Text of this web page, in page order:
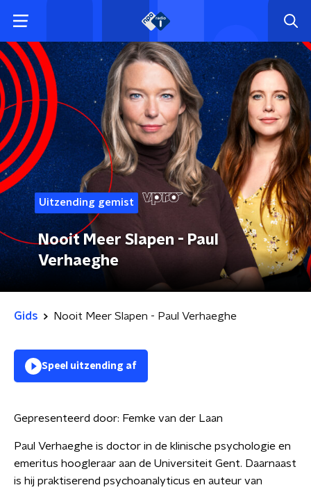
Uitzending gemist
Nooit Meer Slapen - Paul
Verhaeghe
Gids Nooit Meer Slapen - Paul Verhaeghe
Speel uitzending af
Gepresenteerd door: Femke van der Laan
Paul Verhaeghe is doctor in de klinische psychologie en
emeritus hoogleraar aan de Universiteit Gent. Daarnaast
is hij praktiserend psychoanalyticus en auteur van